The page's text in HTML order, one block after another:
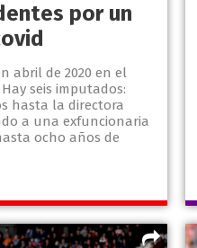
por un
abril de 2020 en el
seis imputados:
hasta la directora
a una exfuncionaria
ocho años de